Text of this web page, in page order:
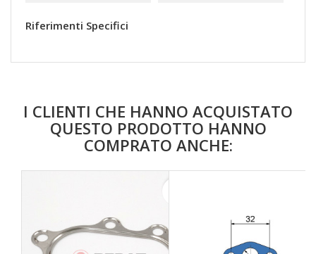
Riferimenti Specifici
I CLIENTI CHE HANNO ACQUISTATO
QUESTO PRODOTTO HANNO
COMPRATO ANCHE: